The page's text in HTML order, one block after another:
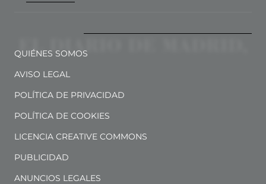
QUIÉNES SOMOS
AVISO LEGAL
POLÍTICA DE PRIVACIDAD
POLÍTICA DE COOKIES
LICENCIA CREATIVE COMMONS
PUBLICIDAD
ANUNCIOS LEGALES